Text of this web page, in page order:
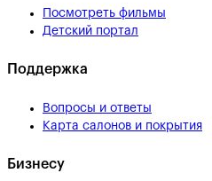
Посмотреть фильмы
Детский портал
Поддержка
Вопросы и ответы
Карта салонов и покрытия
Бизнесу